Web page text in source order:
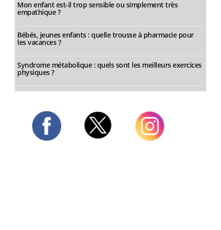
Mon enfant est-il trop sensible ou simplement très
empathique ?
Bébés, jeunes enfants : quelle trousse à pharmacie pour
les vacances ?
Syndrome métabolique : quels sont les meilleurs exercices
physiques ?